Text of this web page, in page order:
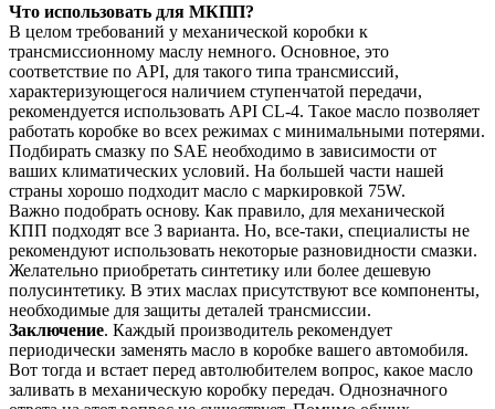
Что использовать для МКПП?
В целом требований у механической коробки к
трансмиссионному маслу немного. Основное, это
соответствие по API, для такого типа трансмиссий,
характеризующегося наличием ступенчатой передачи,
рекомендуется использовать API CL-4. Такое масло позволяет
работать коробке во всех режимах с минимальными потерями.
Подбирать смазку по SAE необходимо в зависимости от
ваших климатических условий. На большей части нашей
страны хорошо подходит масло с маркировкой 75W.
Важно подобрать основу. Как правило, для механической
КПП подходят все 3 варианта. Но, все-таки, специалисты не
рекомендуют использовать некоторые разновидности смазки.
Желательно приобретать синтетику или более дешевую
полусинтетику. В этих маслах присутствуют все компоненты,
необходимые для защиты деталей трансмиссии.
Заключение. Каждый производитель рекомендует
периодически заменять масло в коробке вашего автомобиля.
Вот тогда и встает перед автолюбителем вопрос, какое масло
заливать в механическую коробку передач. Однозначного